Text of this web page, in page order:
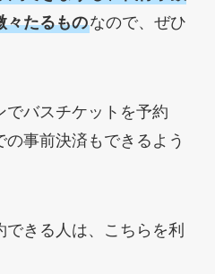
々たるものなので、ぜひ
でバスチケットを予約
の事前決済もできるよう
きる人は、こちらを利